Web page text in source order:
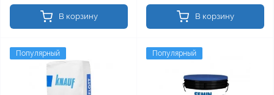
В корзину В корзину
Популярный Популярный